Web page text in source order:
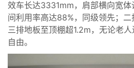
效车长达3331mm，肩部横向宽
间利用率高达88%，同级领先；
三排地板至顶棚超1.2m，无论老
自由。